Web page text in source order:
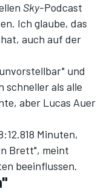
Sky-Podcast
Ich glaube, das
auch auf der
und
schneller als alle
aber Lucas Auer
Minuten,
Brett", meint
beeinflussen.